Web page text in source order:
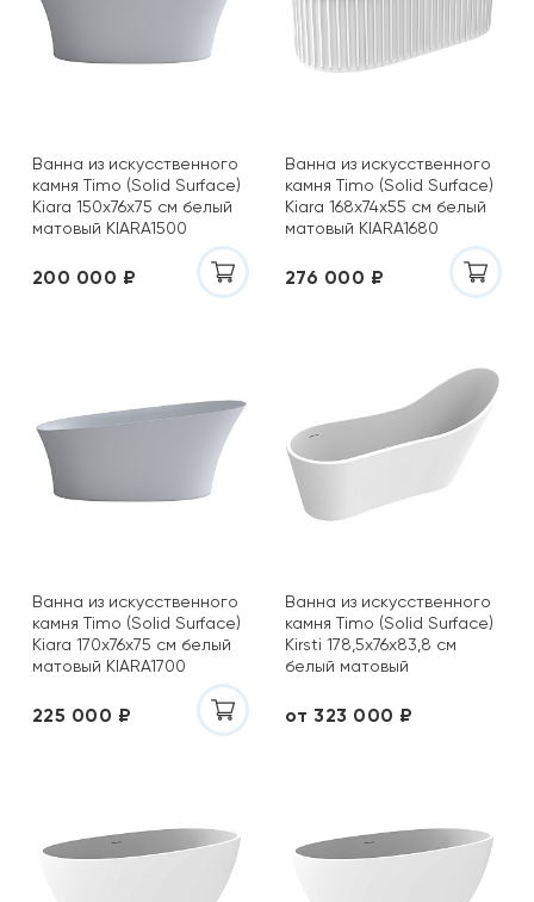
Ванна из искусственного
камня Timo (Solid Surface)
Kiara 150x76х75 см белый
матовый KIARA1500
200 000 ₽
Ванна из искусственного
камня Timo (Solid Surface)
Kiara 168x74х55 см белый
матовый KIARA1680
276 000 ₽
Ванна из искусственного
камня Timo (Solid Surface)
Kiara 170x76х75 см белый
матовый KIARA1700
225 000 ₽
Ванна из искусственного
камня Timo (Solid Surface)
Kirsti 178,5x76х83,8 см
белый матовый
от 323 000 ₽